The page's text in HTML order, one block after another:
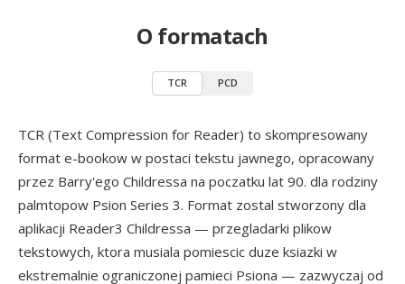
O formatach
TCR PCD
TCR (Text Compression for Reader) to skompresowany
format e-bookow w postaci tekstu jawnego, opracowany
przez Barry'ego Childressa na poczatku lat 90. dla rodziny
palmtopow Psion Series 3. Format zostal stworzony dla
aplikacji Reader3 Childressa — przegladarki plikow
tekstowych, ktora musiala pomiescic duze ksiazki w
ekstremalnie ograniczonej pamieci Psiona — zazwyczaj od